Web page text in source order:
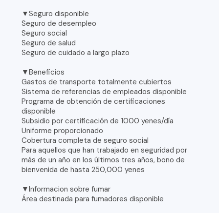
▼Seguro disponible
Seguro de desempleo
Seguro social
Seguro de salud
Seguro de cuidado a largo plazo
▼Beneficios
Gastos de transporte totalmente cubiertos
Sistema de referencias de empleados disponible
Programa de obtención de certificaciones
disponible
Subsidio por certificación de 1000 yenes/día
Uniforme proporcionado
Cobertura completa de seguro social
Para aquellos que han trabajado en seguridad por
más de un año en los últimos tres años, bono de
bienvenida de hasta 250,000 yenes
▼Informacion sobre fumar
Área destinada para fumadores disponible